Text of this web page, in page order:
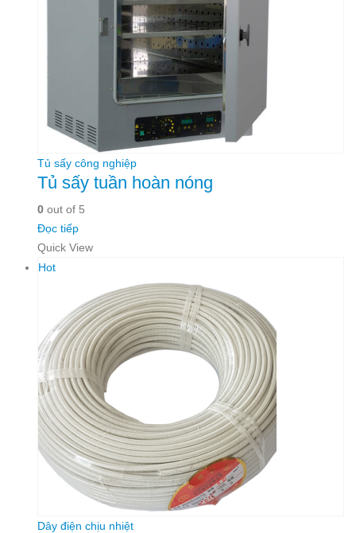
Tủ sấy công nghiệp
Tủ sấy tuần hoàn nóng
0 out of 5
Đọc tiếp
Quick View
Hot
Dây điện chịu nhiệt